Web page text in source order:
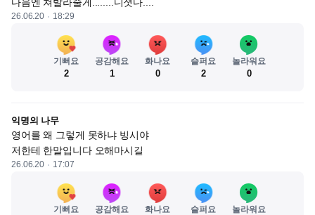
26.06.20 18:29
기뻐요
2
공감해요
1
화나요
0
슬퍼요
2
놀라워요
0
익명의 나무
영어를 왜 그렇게 못하냐 빙시야
저한테 한말입니다 오해마시길
26.06.20 17:07
기뻐요 공감해요 화나요 슬퍼요 놀라워요